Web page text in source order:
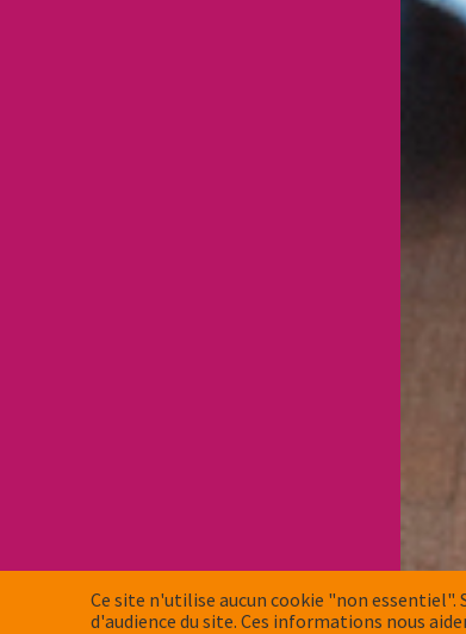
Ce site n'utilise aucun cookie "non
d'audience du site. Ces informations nous